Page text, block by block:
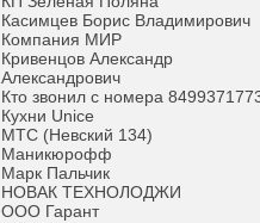
Касимцев Борис Владимирович
Компания МИР
Кривенцов Александр
Александрович
Кто звонил с номера
Кухни Unice
МТС (Невский 134)
Маникюрофф
Марк Пальчик
НОВАК ТЕХНОЛОДЖИ
ООО Гарант